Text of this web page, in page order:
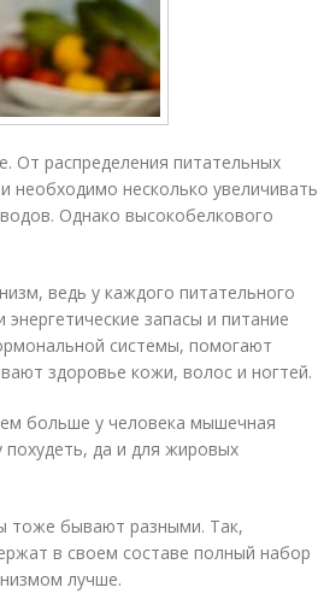
От распределения питательных
необходимо несколько увеличивать
Однако высокобелкового
ведь у каждого питательного
запасы и питание
системы, помогают
здоровье кожи, волос и ногтей.
больше у человека мышечная
да и для жировых
тоже бывают разными. Так,
в своем составе полный набор
лучше.